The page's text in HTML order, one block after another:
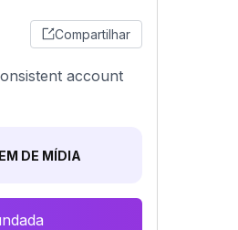
Compartilhar
account
DE MÍDIA